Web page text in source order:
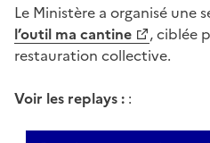
Le Ministère a organisé une
l’outil ma cantine
, ciblée
restauration collective.
Voir les replays : :